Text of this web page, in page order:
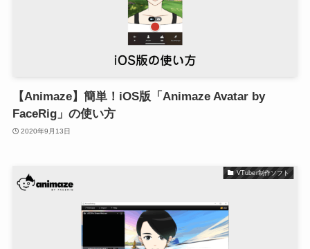
【Animaze】簡単！iOS版「Animaze Avatar by
FaceRig」の使い方
2020年9月13日
VTuber制作ソフト